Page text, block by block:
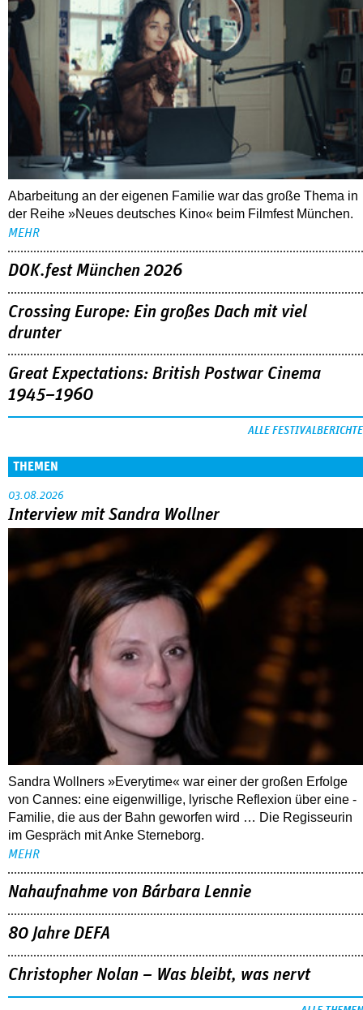
Abarbeitung an der eigenen Familie war das große Thema in
der Reihe »Neues deutsches Kino« beim Filmfest München.
MEHR
DOK.fest München 2026
Crossing Europe: Ein großes Dach mit viel
drunter
Great Expectations: British Postwar Cinema
1945–1960
ALLE FESTIVALBERICHTE
03.08.2026
Interview mit Sandra Wollner
Sandra Wollners »Everytime« war einer der großen Erfolge
von Cannes: eine eigenwillige, lyrische Reflexion über eine ­
Familie, die aus der Bahn geworfen wird … Die Regisseurin
im Gespräch mit Anke Sterneborg.
Nahaufnahme von Bárbara Lennie
80 Jahre DEFA
Christopher Nolan – Was bleibt, was nervt
TIPPS
06.08.2026
arte-Mediathek: »Die Welt braucht mehr
Zauberer«